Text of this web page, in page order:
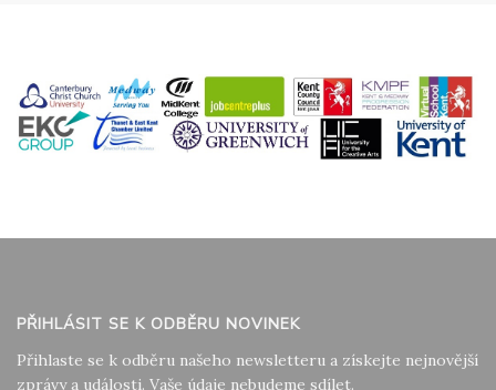
PŘIHLÁSIT SE K ODBĚRU NOVINEK
Přihlaste se k odběru našeho newsletteru a získejte nejnovější
zprávy a události. Vaše údaje nebudeme sdílet.